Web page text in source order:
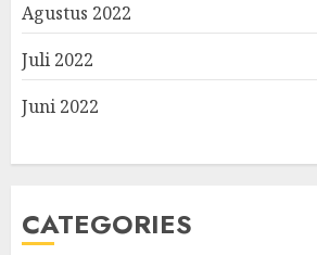
Agustus 2022
Juli 2022
Juni 2022
CATEGORIES